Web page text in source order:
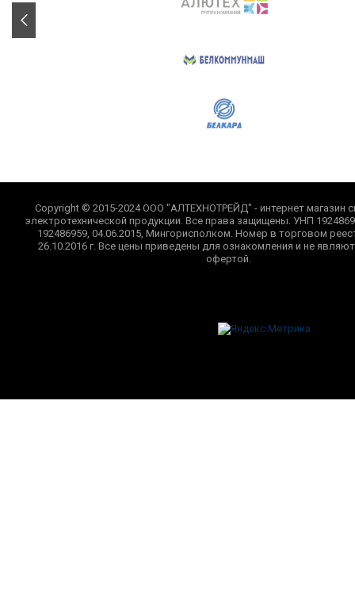
Copyright © 2015-2024 ООО "АЛТЕХНОТРЕЙД" - интернет магазин
электротехнической продукции. Все права защищены. УНП
192486959, 04.06.2015, Мингорисполком. Номер в торговом
26.10.2016 г. Все цены приведены для ознакомления и не
офертой.